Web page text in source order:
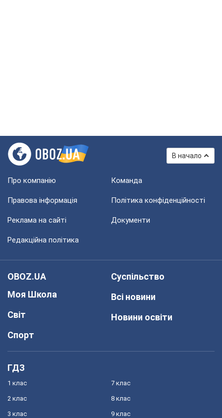
В начало
Про компанію Команда
Правова інформація Політика конфіденційності
Реклама на сайті Документи
Редакційна політика
OBOZ.UA
Моя Школа
Світ
Спорт
Суспільство
Всі новини
Новини освіти
ГДЗ
1 клас
2 клас
3 клас
7 клас
8 клас
9 клас